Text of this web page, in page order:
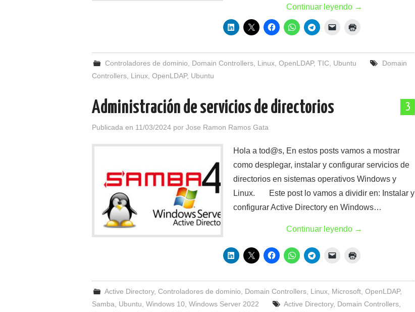
Continuar leyendo →
Controladores de dominio Domain Controllers Linux ,OpenLDAP,TIC Ubuntu
Domain
Controllers Linux OpenLDAP, Ubuntu
3
Administración de servicios de directorios
Publicada en 11/03/2024 por Jose Ramon Ramos Gata
Hola a tod@s, En estos posts vamos a mostrar
como desplegar, instalar y configurar servicios de
directorios en sistemas operativos Windows y
Linux. Este post lo vamos a dividir en: Instalar y
configurar Active Directory en Windows…
Continuar leyendo →
Active Directory,Controladores de dominio Domain Controllers Linux Microsoft ,OpenLDAP,
Samba
Ubuntu Windows 10 Windows Server 2022 Active Directory, Domain Controllers